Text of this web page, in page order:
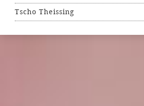
Tscho Theissing